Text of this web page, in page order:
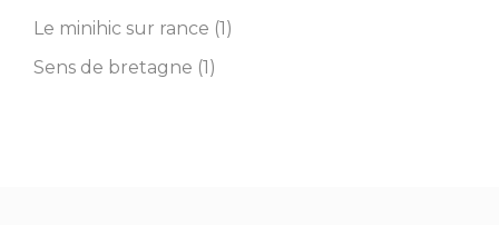
Le minihic sur rance (1)
Sens de bretagne (1)